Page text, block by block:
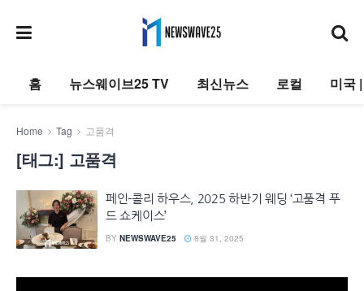
홈 뉴스웨이브25 TV 최신뉴스 로컬 미국
Home Tag 고품격
[태그:] 고품격
페인-콜리 하우스, 2025 하반기 웨딩 ‘고품격 푸
드 쇼케이스’
BY NEWSWAVE25 8월 31, 2025